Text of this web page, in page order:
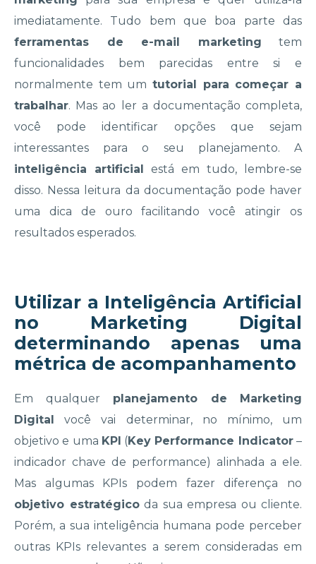
imediatamente. Tudo bem que boa parte das
ferramentas de e-mail marketing tem
funcionalidades bem parecidas entre si e
normalmente tem um tutorial para começar a
trabalhar. Mas ao ler a documentação completa,
você pode identificar opções que sejam
interessantes para o seu planejamento. A
inteligência artificial está em tudo, lembre-se
disso. Nessa leitura da documentação pode haver
uma dica de ouro facilitando você atingir os
resultados esperados.
Utilizar a Inteligência Artificial
no Marketing Digital
determinando apenas uma
métrica de acompanhamento
Em qualquer planejamento de Marketing
Digital você vai determinar, no mínimo, um
objetivo e uma KPI (Key Performance Indicator–
indicador chave de performance) alinhada a ele.
Mas algumas KPIs podem fazer diferença no
objetivo estratégicoda sua empresa ou cliente.
Porém, a sua inteligência humana pode perceber
outras KPIs relevantes a serem consideradas em